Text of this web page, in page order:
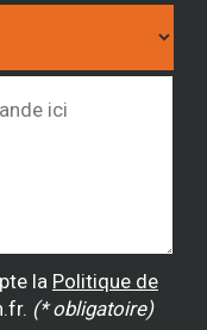
la Politique de
(* obligatoire)